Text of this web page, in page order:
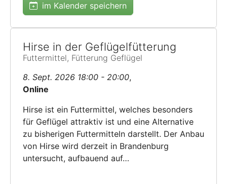
im Kalender speichern
Hirse in der Geflügelfütterung
Futtermittel, Fütterung Geflügel
8. Sept. 2026 18:00 - 20:00,
Online
Hirse ist ein Futtermittel, welches besonders
für Geflügel attraktiv ist und eine Alternative
zu bisherigen Futtermitteln darstellt. Der Anbau
von Hirse wird derzeit in Brandenburg
untersucht, aufbauend auf…